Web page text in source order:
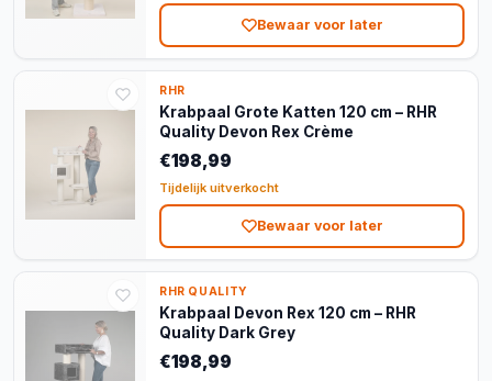
Bewaar voor later
RHR
Krabpaal Grote Katten 120 cm – RHR
Quality Devon Rex Crème
€198,99
Tijdelijk uitverkocht
Bewaar voor later
RHR QUALITY
Krabpaal Devon Rex 120 cm – RHR
Quality Dark Grey
€198,99